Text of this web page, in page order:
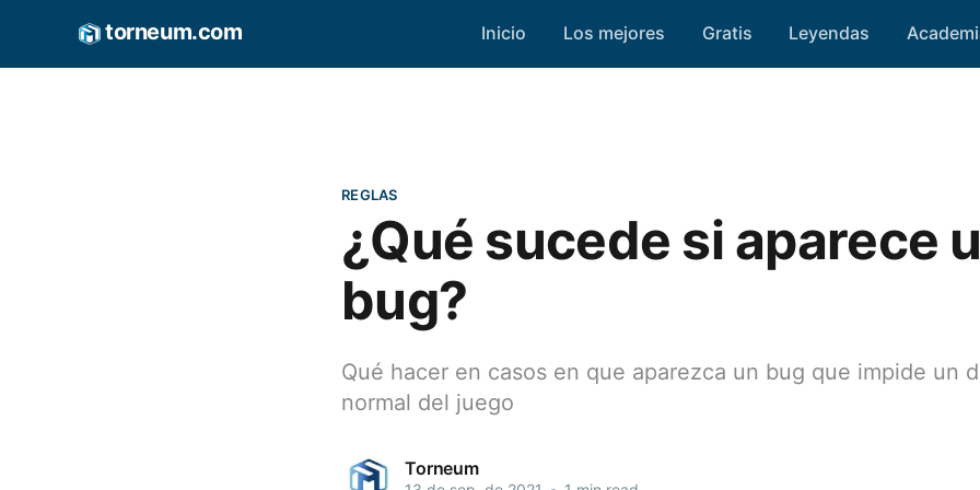
torneum.com Inicio Los mejores Gratis Leyendas
REGLAS
¿Qué sucede si aparece
bug?
Qué hacer en casos en que aparezca un bug que impide un
normal del juego
Torneum